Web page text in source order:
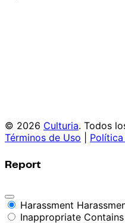
© 2026 Culturia. Todos
Términos de Uso
Report
Harassment
Inappropriate